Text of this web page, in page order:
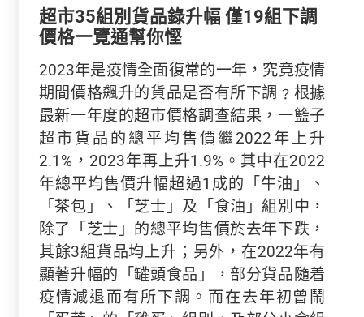
超市35組別貨品錄升幅 僅19組下調
價格一覽通幫你慳
2023年是疫情全面復常的一年，究竟疫情
期間價格飆升的貨品是否有所下調﹖根據
最新一年度的超市價格調查結果，一籃子
超市貨品的總平均售價繼2022年上升
2.1%，2023年再上升1.9%。其中在2022
年總平均售價升幅超過1成的「牛油」、
「茶包」、「芝士」及「食油」組別中，
除了「芝士」的總平均售價於去年下跌，
其餘3組貨品均上升；另外，在2022年有
顯著升幅的「罐頭食品」，部分貨品隨着
疫情減退而有所下調。而在去年初曾鬧